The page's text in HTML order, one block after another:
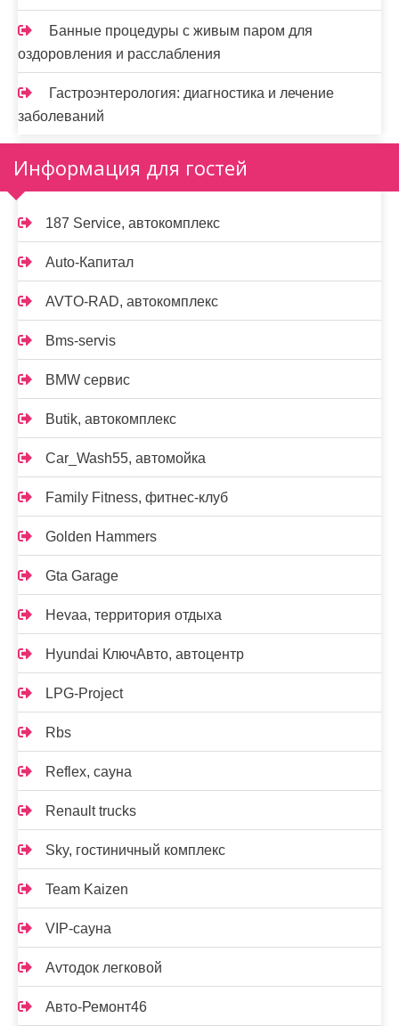
Банные процедуры с живым паром для
оздоровления и расслабления
Гастроэнтерология: диагностика и лечение
заболеваний
Информация для гостей
187 Service, автокомплекс
Auto-Капитал
AVTO-RAD, автокомплекс
Bms-servis
BMW сервис
Butik, автокомплекс
Car_Wash55, автомойка
Family Fitness, фитнес-клуб
Golden Hammers
Gta Garage
Hevaa, территория отдыха
Hyundai КлючАвто, автоцентр
LPG-Project
Rbs
Reflex, сауна
Renault trucks
Sky, гостиничный комплекс
Team Kaizen
VIP-сауна
Аvтодок легковой
Авто-Ремонт46